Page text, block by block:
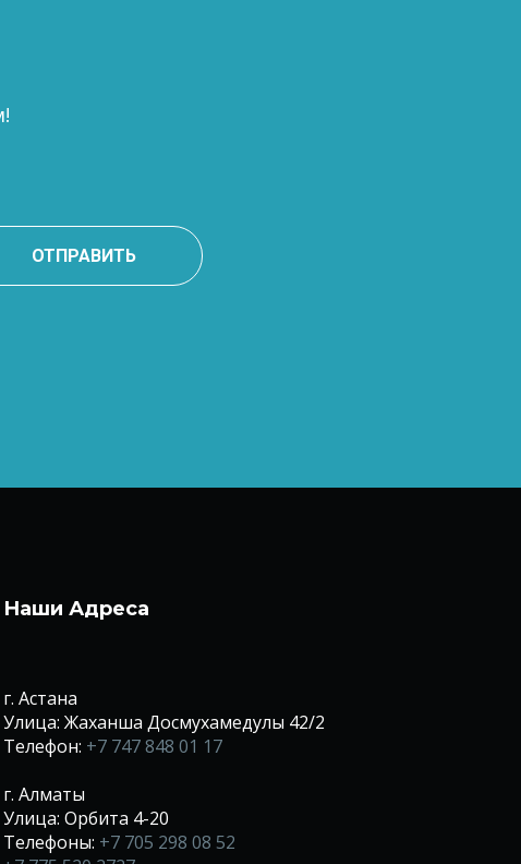
ОТПРАВИТЬ
Наши Адреса
г. Астана
Улица: Жаханша Досмухамедулы 42/2
Телефон: +7 747 848 01 17
г. Алматы
Улица: Орбита 4-20
Телефоны: +7 705 298 08 52